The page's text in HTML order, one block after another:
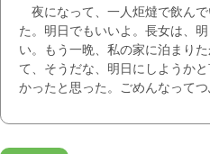
夜になって、一人炬燵で飲ん
た。明日でもいいよ。長女は、
い。もう一晩、私の家に泊まり
て、そうだな、明日にしようか
かったと思った。ごめんなってつ